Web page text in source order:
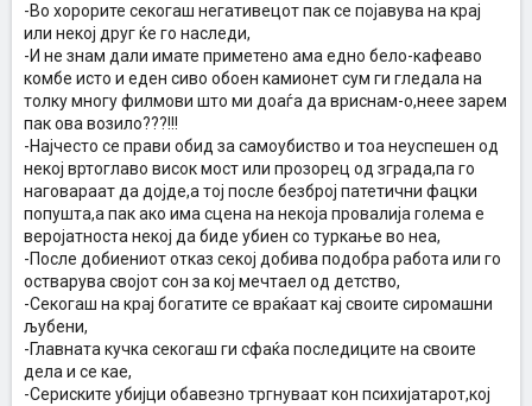
-Во хорорите секогаш негативецот пак се појавува на крај
или некој друг ќе го наследи,
-И не знам дали имате приметено ама едно бело-кафеаво
комбе исто и еден сиво обоен камионет сум ги гледала на
толку многу филмови што ми доаѓа да вриснам-о,неее зарем
пак ова возило???!!!
-Најчесто се прави обид за самоубиство и тоа неуспешен од
некој вртоглаво висок мост или прозорец од зграда,па го
наговараат да дојде,а тој после безброј патетични фацки
попушта,а пак ако има сцена на некоја провалија голема е
веројатноста некој да биде убиен со туркање во неа,
-После добиениот отказ секој добива подобра работа или го
остварува својот сон за кој мечтаел од детство,
-Секогаш на крај богатите се враќаат кај своите сиромашни
љубени,
-Главната кучка секогаш ги сфаќа последиците на своите
дела и се кае,
-Сериските убијци обавезно тргнуваат кон психијатарот,кој